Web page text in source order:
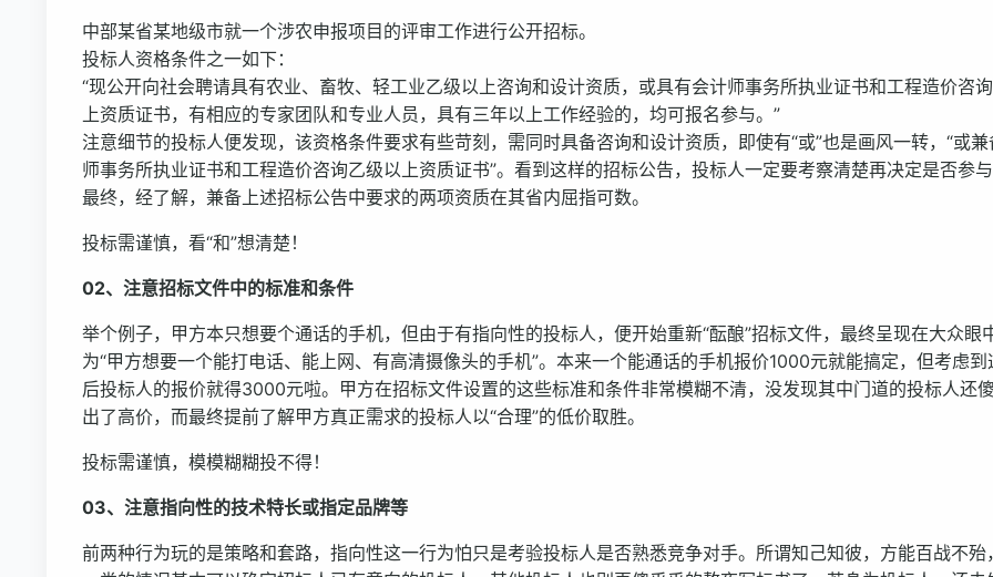
中部某省某地级市就一个涉农申报项目的评审工作进行公开招标。
投标人资格条件之一如下：
“现公开向社会聘请具有农业、畜牧、轻工业乙级以上咨询和设计资质，或具有会计师事务所执业证书和工程造价咨
上资质证书，有相应的专家团队和专业人员，具有三年以上工作经验的，均可报名参与。”
注意细节的投标人便发现，该资格条件要求有些苛刻，需同时具备咨询和设计资质，即使有“或”也是画风一转，“或
师事务所执业证书和工程造价咨询乙级以上资质证书”。看到这样的招标公告，投标人一定要考察清楚再决定是否参
最终，经了解，兼备上述招标公告中要求的两项资质在其省内屈指可数。
投标需谨慎，看“和”想清楚！
02、注意招标文件中的标准和条件
举个例子，甲方本只想要个通话的手机，但由于有指向性的投标人，便开始重新“酝酿”招标文件，最终呈现在大众眼
为“甲方想要一个能打电话、能上网、有高清摄像头的手机”。本来一个能通话的手机报价1000元就能搞定，但考虑到
后投标人的报价就得3000元啦。甲方在招标文件设置的这些标准和条件非常模糊不清，没发现其中门道的投标人还
出了高价，而最终提前了解甲方真正需求的投标人以“合理”的低价取胜。
投标需谨慎，模模糊糊投不得！
03、注意指向性的技术特长或指定品牌等
前两种行为玩的是策略和套路，指向性这一行为怕只是考验投标人是否熟悉竞争对手。所谓知己知彼，方能百战不殆